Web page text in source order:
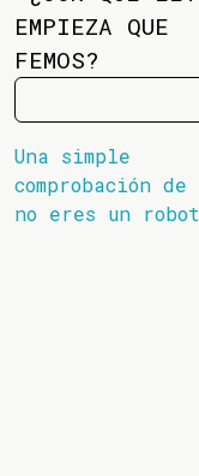
EMPIEZA QUE
FEMOS?
Una simple
comprobación de
no eres un robot